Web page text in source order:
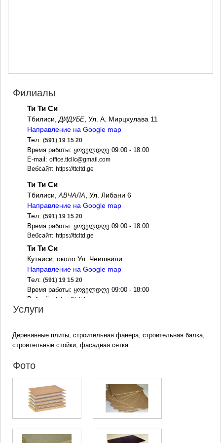
ПОТИ
ЧХОРОЦКУ
ЦАЛЕНДЖИХА
ХОБИ
АНАКЛИА
ДЖВАРИ
САМЦХЕ-ДЖАВАХЕТИ
АДИГЕНИ
АХАЛКАЛАКИ
АХАЛЦИХЕ
БОРЖОМИ
НИНОЦМИНДА
АБАСТУМАНИ
БАКУРИАНИ
ВАЛЕ
КВЕМО КАРТЛИ
БОЛНИСИ
ГАРДАБАНИ
ДМАНИСИ
ТЕТРИЦКАРО
МАРНЕУЛИ
ШИДА КАРТЛИ
КАРЕЛИ
ХАШУРИ
ГРУЗИЯ
Филиалы
Ти Ти Си
Тбилиси, ДИДУБЕ , Ул. А. Мирцхулава 11
Направление на Google map
Тел: (591) 19 15 20
Время работы: ყოველდღე 09:00 - 18:00
E-mail: office.ttcllc@gmail.com
Вебсайт: https://ttcltd.ge
Ти Ти Си
Тбилиси, АВЧАЛА , Ул. Либани 6
Направление на Google map
Тел: (591) 19 15 20
Время работы: ყოველდღე 09:00 - 18:00
Вебсайт: https://ttcltd.ge
Ти Ти Си
Кутаиси, около Ул. Чеишвили
Направление на Google map
Тел: (591) 19 15 20
Время работы: ყოველდღე 09:00 - 18:00
Вебсайт: https://ttcltd.ge
Услуги
Деревянные плиты, строительная фанера, строительная балка,
строительные стойки, фасадная сетка...
Фото